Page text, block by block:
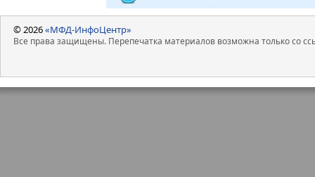
© 2026«МФД-ИнфоЦентр»
Все права защищены. Перепечатка материалов возможна только со